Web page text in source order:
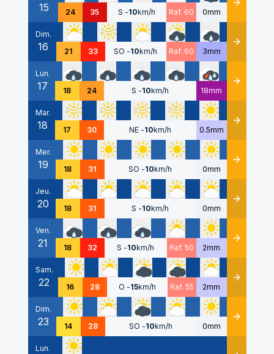
15 24 35 S -10km/h Raf. 60 0mm Détails
Dim.
16 21 33 SO -10km/h Raf. 60 3mm Détails
Lun.
17 18 24 S -10km/h 18mm Détails
Mar.
18 17 30 NE -10km/h 0.5mm Détails
Mer.
19 18 31 SO -10km/h 0mm Détails
Jeu.
20 18 31 S -10km/h 0mm Détails
Ven.
21 18 32 S -10km/h Raf. 50 2mm Détails
Sam.
22 16 28 O -15km/h Raf. 55 2mm Détails
Dim.
23 14 28 SO -10km/h 0mm Détails
Lun.